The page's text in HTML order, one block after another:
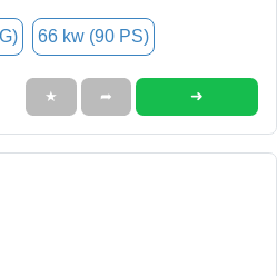
66 kw (90 PS)
★ ➦ ➜